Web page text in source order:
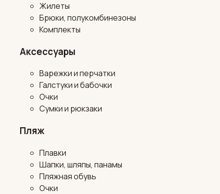
Жилеты
Брюки, полукомбинезоны
Комплекты
Аксессуары
Варежки и перчатки
Галстуки и бабочки
Очки
Сумки и рюкзаки
Пляж
Плавки
Шапки, шляпы, панамы
Пляжная обувь
Очки